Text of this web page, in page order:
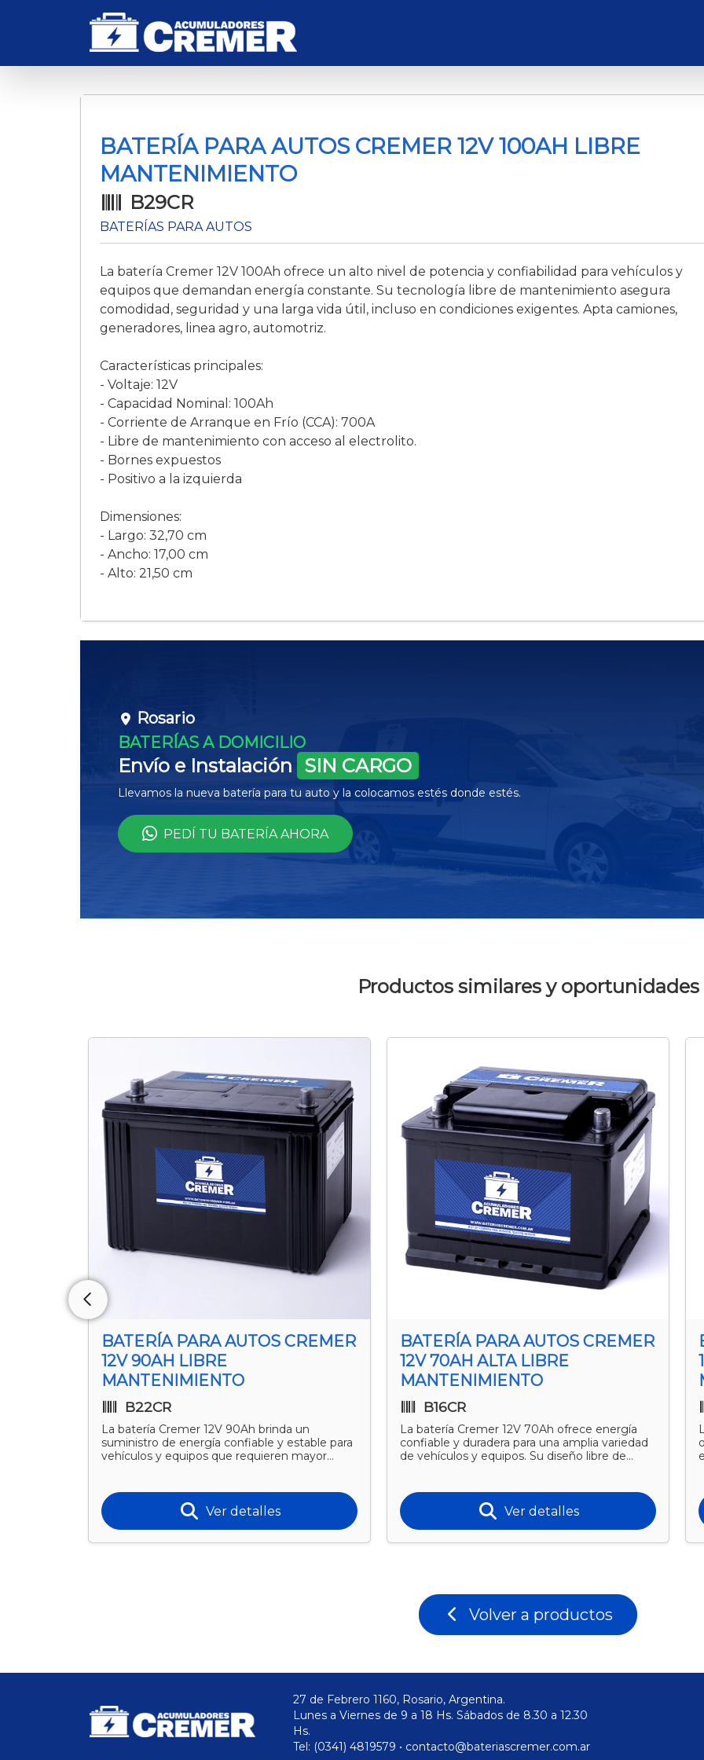
BATERÍA PARA AUTOS CREMER 12V 100AH LIBRE
MANTENIMIENTO
B29CR
BATERÍAS PARA AUTOS
La batería Cremer 12V 100Ah ofrece un alto nivel de potencia y confiabilidad para vehículos y
equipos que demandan energía constante. Su tecnología libre de mantenimiento asegura
comodidad, seguridad y una larga vida útil, incluso en condiciones exigentes. Apta camiones,
generadores, linea agro, automotriz.
Características principales:
- Voltaje: 12V
- Capacidad Nominal: 100Ah
- Corriente de Arranque en Frío (CCA): 700A
- Libre de mantenimiento con acceso al electrolito.
- Bornes expuestos
- Positivo a la izquierda
Dimensiones:
- Largo: 32,70 cm
- Ancho: 17,00 cm
- Alto: 21,50 cm
Rosario
BATERÍAS A DOMICILIO
Envío e Instalación SIN CARGO
Llevamos la nueva batería para tu auto y la colocamos estés donde estés.
PEDÍ TU BATERÍA AHORA
Productos similares y oportunidades
BATERÍA PARA AUTOS CREMER
12V 90AH LIBRE
MANTENIMIENTO
B22CR
La batería Cremer 12V 90Ah brinda un
suministro de energía confiable y estable para
vehículos y equipos que requieren mayor
Ver detalles
BATERÍA PARA AUTOS CREMER
12V 70AH ALTA LIBRE
MANTENIMIENTO
B16CR
La batería Cremer 12V 70Ah ofrece energía
confiable y duradera para una amplia variedad
de vehículos y equipos. Su diseño libre de
Ver detalles
Volver a productos
27 de Febrero 1160, Rosario, Argentina.
Lunes a Viernes de 9 a 18 Hs. Sábados de 8.30 a 12.30
Hs.
Tel: (0341) 4819579 • contacto@bateriascremer.com.ar